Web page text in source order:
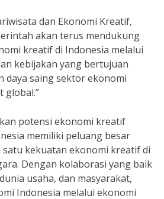
dan Ekonomi Kreatif,
akan terus mendukung
kreatif di Indonesia melalui
kebijakan yang bertujuan
daya saing sektor ekonomi
global.”
potensi ekonomi kreatif
memiliki peluang besar
kekuatan ekonomi kreatif di
Dengan kolaborasi yang baik
usaha, dan masyarakat,
Indonesia melalui ekonomi